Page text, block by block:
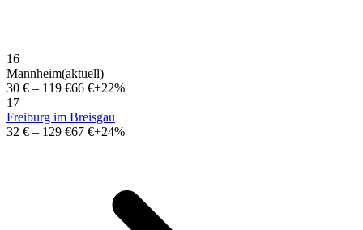
16
Mannheim(aktuell)
30 € – 119 €66 €+22%
17
Freiburg im Breisgau
32 € – 129 €67 €+24%